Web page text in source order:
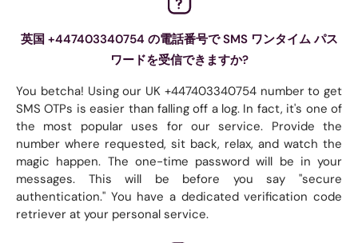
英国 +447403340754 の電話番号で SMS ワンタイム パス
ワードを受信できますか?
You betcha! Using our UK +447403340754 number to get
SMS OTPs is easier than falling off a log. In fact, it's one of
the most popular uses for our service. Provide the
number where requested, sit back, relax, and watch the
magic happen. The one-time password will be in your
messages. This will be before you say "secure
authentication." You have a dedicated verification code
retriever at your personal service.